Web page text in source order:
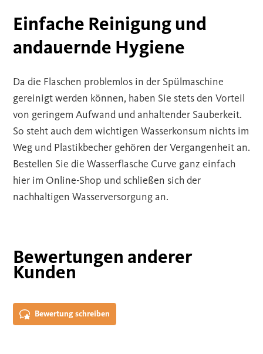
Einfache Reinigung und
andauernde Hygiene
Da die Flaschen problemlos in der Spülmaschine
gereinigt werden können, haben Sie stets den Vorteil
von geringem Aufwand und anhaltender Sauberkeit.
So steht auch dem wichtigen Wasserkonsum nichts im
Weg und Plastikbecher gehören der Vergangenheit an.
Bestellen Sie die Wasserflasche Curve ganz einfach
hier im Online-Shop und schließen sich der
nachhaltigen Wasserversorgung an.
Bewertungen anderer
Kunden
Bewertung schreiben